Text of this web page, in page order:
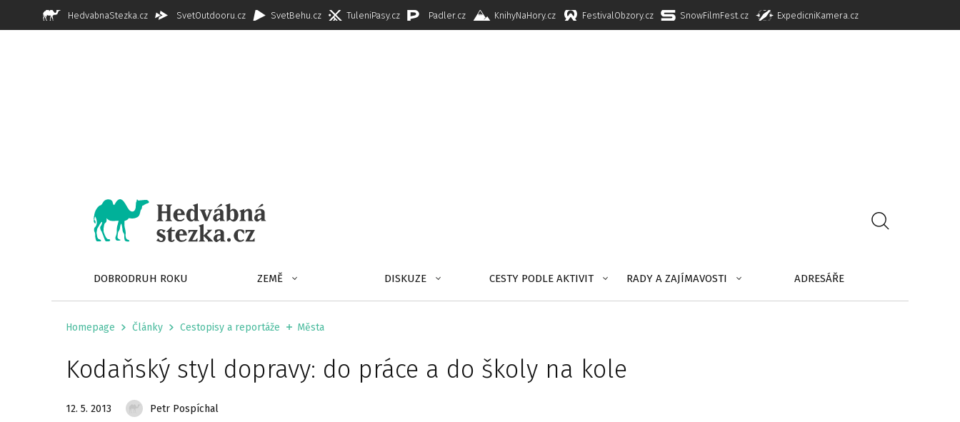
HedvabnaStezka.cz SvetOutdooru.cz SvetBehu.cz TuleniPasy.cz Padler.cz KnihyNaHory.cz FestivalObzory.cz SnowFilmFest.cz ExpedicniKamera.cz
DOBRODRUH ROKU ZEMĚ DISKUZE CESTY PODLE AKTIVIT RADY A ZAJÍMAVOSTI ADRESÁŘE
Homepage Články Cestopisy a reportáže Města
Kodaňský styl dopravy: do práce a do školy na kole
12. 5. 2013 Petr Pospíchal